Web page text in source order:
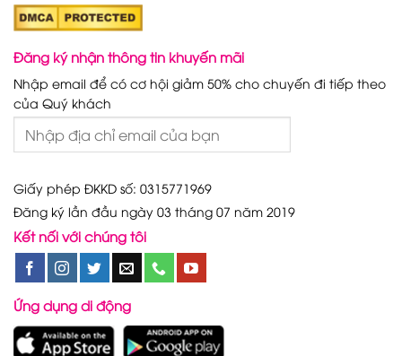
Đăng ký nhận thông tin khuyến mãi
Nhập email để có cơ hội giảm 50% cho chuyến đi tiếp theo
của Quý khách
Giấy phép ĐKKD số: 0315771969
Đăng ký lần đầu ngày 03 tháng 07 năm 2019
Kết nối với chúng tôi
Ứng dụng di động